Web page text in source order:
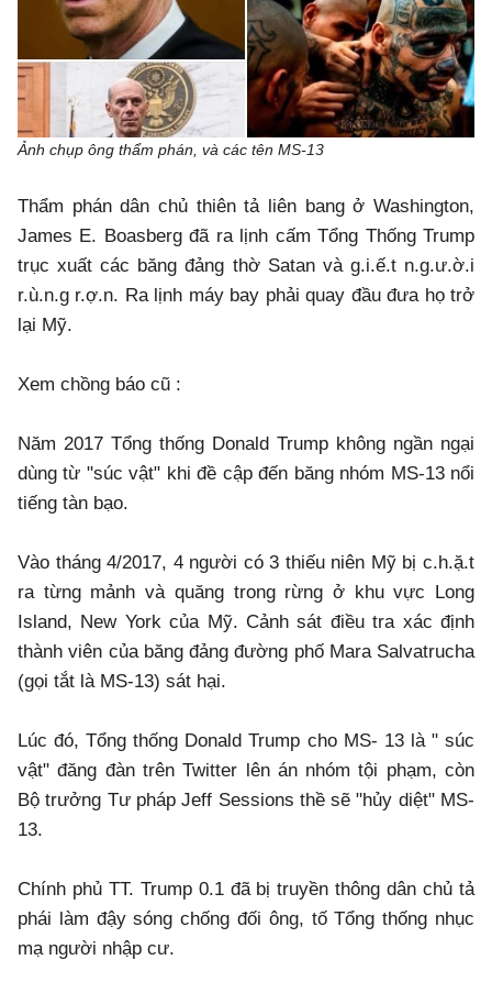
Ảnh chụp ông thẩm phán, và các tên MS-13
Thẩm phán dân chủ thiên tả liên bang ở Washington,
James E. Boasberg đã ra lịnh cấm Tổng Thống Trump
trục xuất các băng đảng thờ Satan và g.i.ế.t n.g.ư.ờ.i
r.ù.n.g r.ợ.n. Ra lịnh máy bay phải quay đầu đưa họ trở
lại Mỹ.
Xem chồng báo cũ :
Năm 2017 Tổng thống Donald Trump không ngần ngại
dùng từ "súc vật" khi đề cập đến băng nhóm MS-13 nổi
tiếng tàn bạo.
Vào tháng 4/2017, 4 người có 3 thiếu niên Mỹ bị c.h.ặ.t
ra từng mảnh và quăng trong rừng ở khu vực Long
Island, New York của Mỹ. Cảnh sát điều tra xác định
thành viên của băng đảng đường phố Mara Salvatrucha
(gọi tắt là MS-13) sát hại.
Lúc đó, Tổng thống Donald Trump cho MS- 13 là " súc
vật" đăng đàn trên Twitter lên án nhóm tội phạm, còn
Bộ trưởng Tư pháp Jeff Sessions thề sẽ "hủy diệt" MS-
13.
Chính phủ TT. Trump 0.1 đã bị truyền thông dân chủ tả
phái làm đậy sóng chống đối ông, tố Tổng thống nhục
mạ người nhập cư.